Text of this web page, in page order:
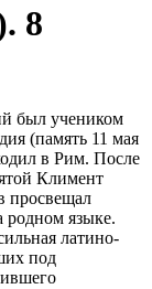
8
был учеником
(память 11 мая
в Рим. После
Климент
просвещал
языке.
латино-
под